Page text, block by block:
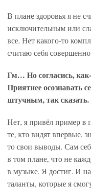
В плане здоровья я не
исключительным или
все. Нет какого-то
считаю себя
Гм… Но согласись,
Приятнее осознавать
штучным, так сказать.
Нет, я привёл пример в
те, кто видят впервые,
то свои выводы. Сам
в том плане, что не
в музыке. Я достиг. И
таланты, которые я